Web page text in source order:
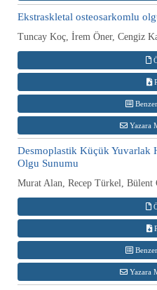
Ekstraskletal osteosarkomlu
Tuncay Koç, İrem Öner, Cengiz
Yazara
Desmoplastik Küçük Yuvarlak
Olgu Sunumu
Murat Alan, Recep Türkel, Bülent
Yazara